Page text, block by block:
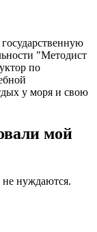
"Методист
по
у моря и свою
мой
не нуждаются.